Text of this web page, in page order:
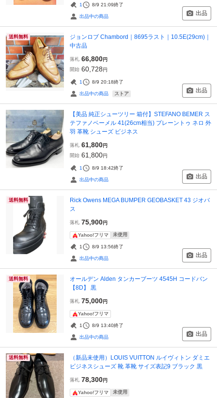
1 8/9 21:09終了
出品中の商品 出品
送料無料
ジョンロブ Chambord｜8695ラスト｜10.5E(29cm)｜
中古品
落札 66,800円
開始 60,728円
1 8/9 20:18終了
出品中の商品 ストア 出品
【美品 純正シューツリー 箱付】STEFANO BEMER ス
テファノベーメル 41(26cm相当) プレーントゥ ネロ 外
羽 革靴 シューズ ビジネス
落札 61,800円
開始 61,800円
1 8/9 18:42終了
出品中の商品 出品
送料無料
Rick Owens MEGA BUMPER GEOBASKET 43 ジオバ
ス
落札 75,900円
Yahoo!フリマ 未使用
1 8/9 13:56終了
出品中の商品 出品
送料無料
オールデン Alden タンカーブーツ 4545H コードバン
【8D】 黒
落札 75,000円
Yahoo!フリマ
1 8/9 13:40終了
出品中の商品 出品
送料無料
（新品未使用）LOUIS VUITTON ルイヴィトン ダミエ
ビジネスシューズ 靴 革靴 サイズ表記9 ブラック 黒
落札 78,300円
Yahoo!フリマ 未使用